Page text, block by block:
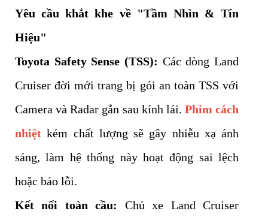
Yêu cầu khắt khe về "Tầm Nhìn & Tín
Hiệu"
Toyota Safety Sense (TSS): Các dòng Land
Cruiser đời mới trang bị gói an toàn TSS với
Camera và Radar gắn sau kính lái. Phim cách
nhiệt kém chất lượng sẽ gây nhiễu xạ ánh
sáng, làm hệ thống này hoạt động sai lệch
hoặc báo lỗi.
Kết nối toàn cầu:
Chủ xe Land Cruiser